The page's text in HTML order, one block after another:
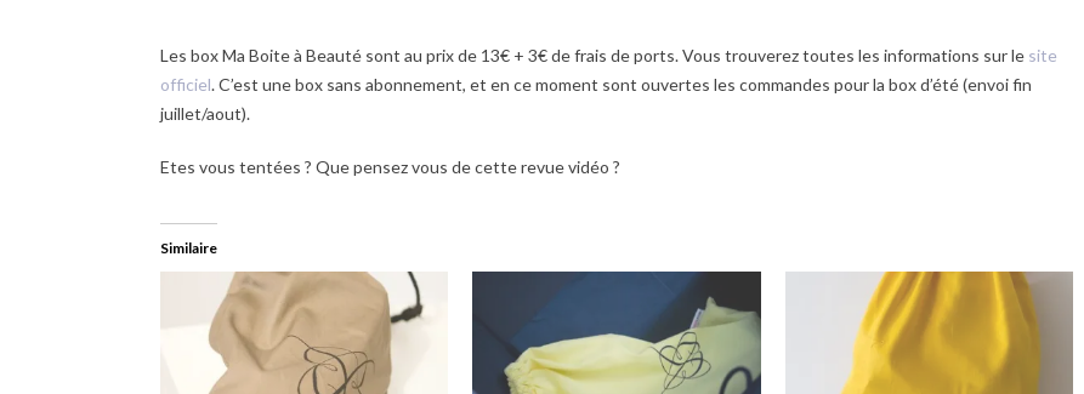
Les box Ma Boite à Beauté sont au prix de 13€ + 3€ de frais de ports. Vous trouverez toutes les informations sur le site
officiel. C’est une box sans abonnement, et en ce moment sont ouvertes les commandes pour la box d’été (envoi fin
juillet/aout).
Etes vous tentées ? Que pensez vous de cette revue vidéo ?
Similaire